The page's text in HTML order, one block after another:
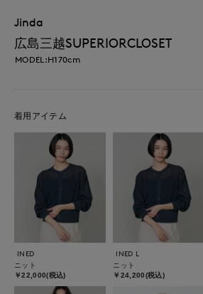
Jinda
広島三越SUPERIORCLOSET
MODEL:H170cm
着用アイテム
INED
ニット
￥22,000(税込)
INED L
ニット
￥24,200(税込)